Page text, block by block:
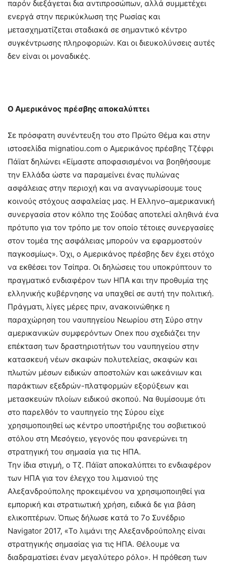
παρόν διεξάγεται δια αντιπροσώπων, αλλά συμμετέχει
ενεργά στην περικύκλωση της Ρωσίας και
μετασχηματίζεται σταδιακά σε σημαντικό κέντρο
συγκέντρωσης πληροφοριών. Και οι διευκολύνσεις αυτές
δεν είναι οι μοναδικές.
Ο Αμερικάνος πρέσβης αποκαλύπτει
Σε πρόσφατη συνέντευξη του στο Πρώτο Θέμα και στην
ιστοσελίδα mignatiou.com ο Αμερικάνος πρέσβης Τζέφρι
Πάϊατ δηλώνει «Είμαστε αποφασισμένοι να βοηθήσουμε
την Ελλάδα ώστε να παραμείνει ένας πυλώνας
ασφάλειας στην περιοχή και να αναγνωρίσουμε τους
κοινούς στόχους ασφαλείας μας. Η Ελληνο–αμερικανική
συνεργασία στον κόλπο της Σούδας αποτελεί αληθινά ένα
πρότυπο για τον τρόπο με τον οποίο τέτοιες συνεργασίες
στον τομέα της ασφάλειας μπορούν να εφαρμοστούν
παγκοσμίως». Όχι, ο Αμερικάνος πρέσβης δεν έχει στόχο
να εκθέσει τον Τσίπρα. Οι δηλώσεις του υποκρύπτουν το
πραγματικό ενδιαφέρον των ΗΠΑ και την προθυμία της
ελληνικής κυβέρνησης να υπαχθεί σε αυτή την πολιτική.
Πράγματι, λίγες μέρες πριν, ανακοινώθηκε η
παραχώρηση του ναυπηγείου Νεωρίου στη Σύρο στην
αμερικανικών συμφερόντων Onex που σχεδιάζει την
επέκταση των δραστηριοτήτων του ναυπηγείου στην
κατασκευή νέων σκαφών πολυτελείας, σκαφών και
πλωτών μέσων ειδικών αποστολών και ωκεάνιων και
παράκτιων εξεδρών-πλατφορμών εξορύξεων και
μετασκευών πλοίων ειδικού σκοπού. Να θυμίσουμε ότι
στο παρελθόν το ναυπηγείο της Σύρου είχε
χρησιμοποιηθεί ως κέντρο υποστήριξης του σοβιετικού
στόλου στη Μεσόγειο, γεγονός που φανερώνει τη
στρατηγική του σημασία για τις ΗΠΑ.
Την ίδια στιγμή, ο Τζ. Πάϊατ αποκαλύπτει το ενδιαφέρον
των ΗΠΑ για τον έλεγχο του λιμανιού της
Αλεξανδρούπολης προκειμένου να χρησιμοποιηθεί για
εμπορική και στρατιωτική χρήση, ειδικά δε για βάση
ελικοπτέρων. Όπως δήλωσε κατά το 7o Συνέδριο
Navigator 2017, «Το λιμάνι της Αλεξανδρούπολης είναι
στρατηγικής σημασίας για τις ΗΠΑ. Θέλουμε να
διαδραματίσει έναν μεγαλύτερο ρόλο». Η πρόθεση των